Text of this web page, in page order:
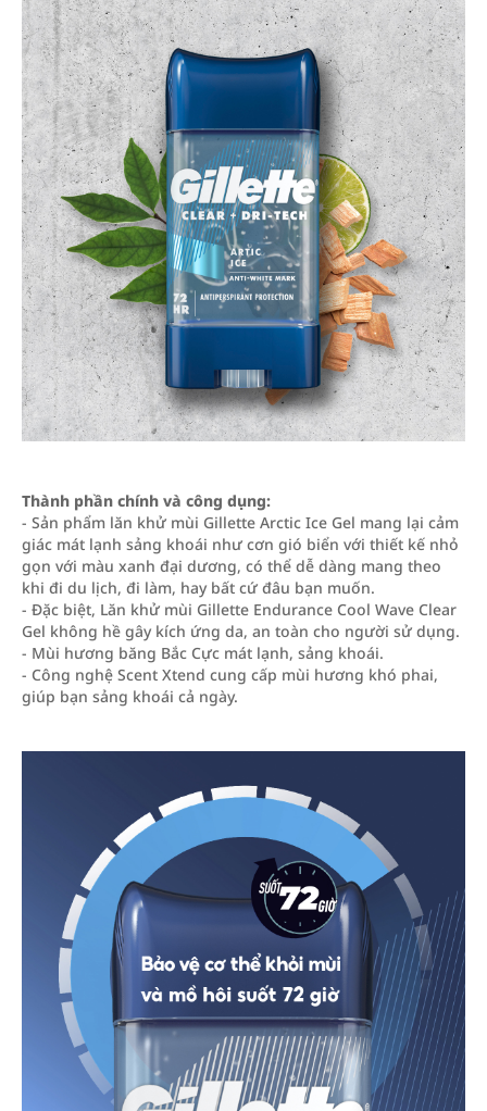
Thành phần chính và công dụng:
- Sản phẩm lăn khử mùi Gillette Arctic Ice Gel mang lại cảm
giác mát lạnh sảng khoái như cơn gió biển với thiết kế nhỏ
gọn với màu xanh đại dương, có thể dễ dàng mang theo
khi đi du lịch, đi làm, hay bất cứ đâu bạn muốn.
- Đặc biệt, Lăn khử mùi Gillette Endurance Cool Wave Clear
Gel không hề gây kích ứng da, an toàn cho người sử dụng.
- Mùi hương băng Bắc Cực mát lạnh, sảng khoái.
- Công nghệ Scent Xtend cung cấp mùi hương khó phai,
giúp bạn sảng khoái cả ngày.